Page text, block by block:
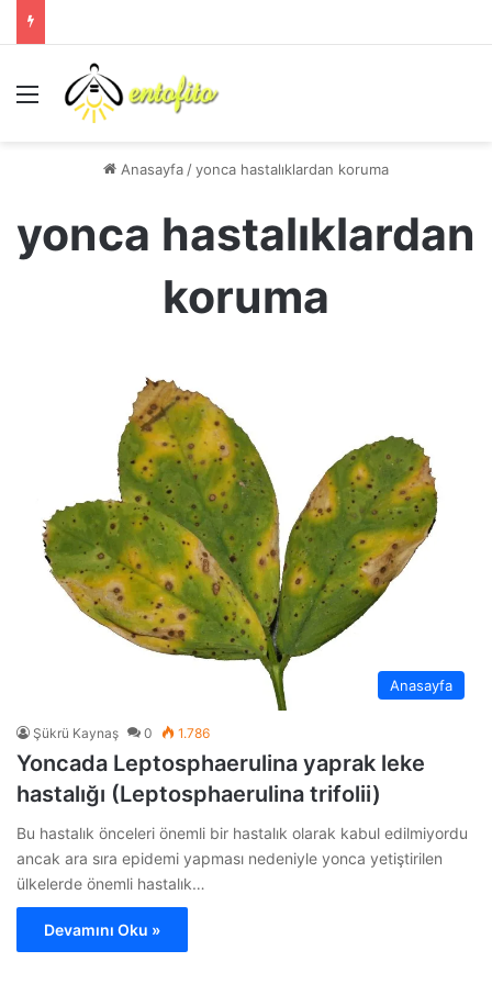
Menü
Anasayfa /yonca hastalıklardan koruma
yonca hastalıklardan
koruma
Anasayfa
Şükrü Kaynaş 0 1.786
Yoncada Leptosphaerulina yaprak leke
hastalığı (Leptosphaerulina trifolii)
Bu hastalık önceleri önemli bir hastalık olarak kabul edilmiyordu
ancak ara sıra epidemi yapması nedeniyle yonca yetiştirilen
ülkelerde önemli hastalık…
Devamını Oku »